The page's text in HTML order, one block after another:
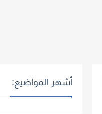
أشهر المواضيع: